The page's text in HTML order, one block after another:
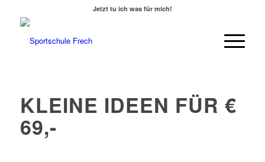
Jetzt tu ich was für mich!
KLEINE IDEEN FÜR €
69,-